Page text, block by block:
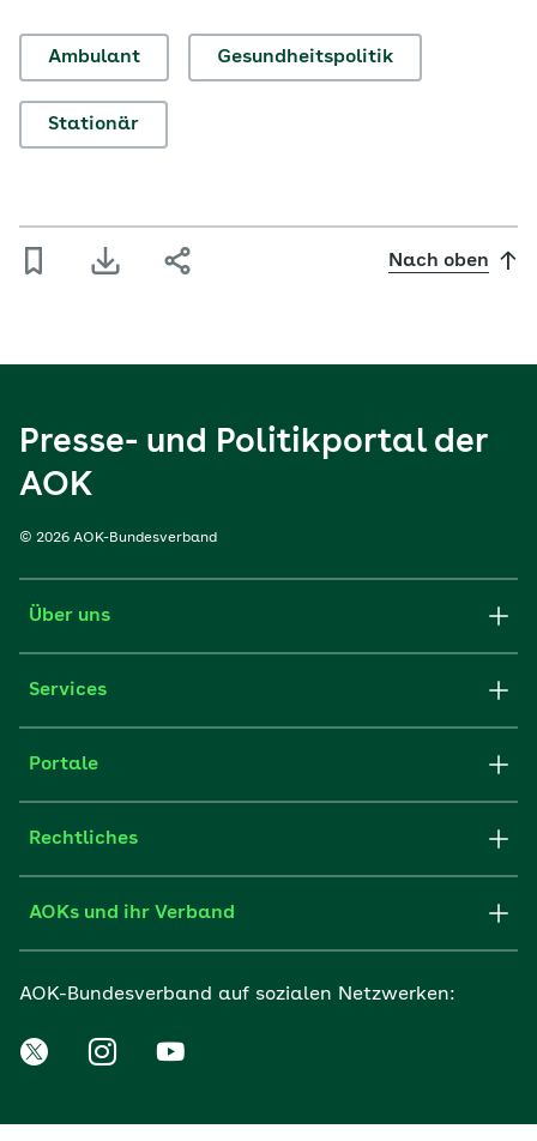
Ambulant Gesundheitspolitik
Stationär
Nach oben
Presse- und Politikportal der
AOK
© 2026 AOK-Bundesverband
Über uns
Services
Portale
Rechtliches
AOKs und ihr Verband
AOK-Bundesverband auf sozialen Netzwerken: